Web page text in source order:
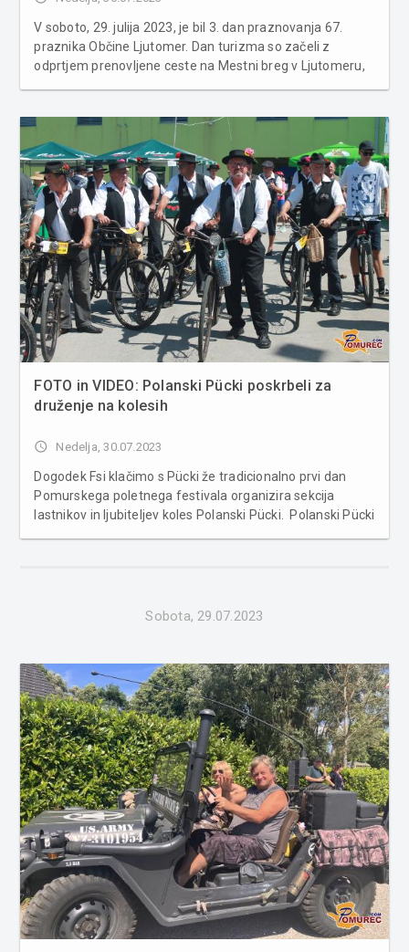
V soboto, 29. julija 2023, je bil 3. dan praznovanja 67.
praznika Občine Ljutomer. Dan turizma so začeli z
odprtjem prenovljene ceste na Mestni breg v Ljutomeru,
prenovljeno lo...
FOTO in VIDEO: Polanski Pücki poskrbeli za
druženje na kolesih
access_time Nedelja, 30.07.2023
Dogodek Fsi klačimo s Pücki že tradicionalno prvi dan
Pomurskega poletnega festivala organizira sekcija
lastnikov in ljubiteljev koles Polanski Pücki. Polanski Pücki
Sobota, 29.07.2023